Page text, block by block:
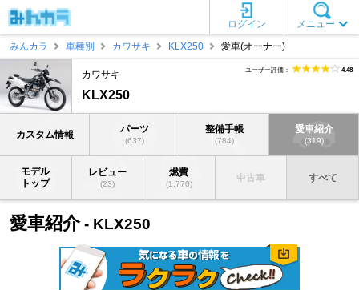
メニュー
ログイン
みんカラ
車種別 カワサキ KLX250 愛車(オーナー)
カワサキ
KLX250
ユーザー評価： 4.48
カスタム情報 パーツ
(637)
整備手帳
(784)
愛車紹介
(319)
モデル
トップ
レビュー
(23)
燃費
(1,770)
中古車 すべて
愛車紹介- KLX250